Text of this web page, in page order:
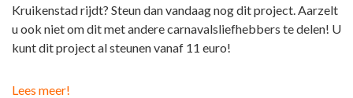
Kruikenstad rijdt? Steun dan vandaag nog dit project. Aarzelt
u ook niet om dit met andere carnavalsliefhebbers te delen! U
kunt dit project al steunen vanaf 11 euro!
Lees meer!